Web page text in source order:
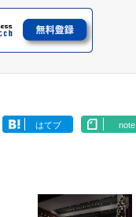
はてブ note